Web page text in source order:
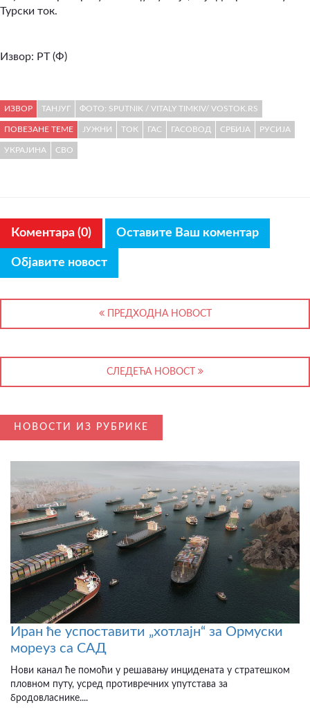
Турски ток.
Извор: РТ (Ф)
ИЗВОР ТАНЈУГ ФОТО: SPUTNIK / VITALY TIMKIV/ VOSTOK.RS
ПОВЕЗАНЕ ТЕМЕ ЈУЖНИ ТОК ГАС ГАСОВОД СРБИЈА РУСИЈА
УКРАЈИНА СВО
Коментара (0) Оставите Ваш коментар
Објавите новост
ПРЕДХОДНА НОВОСТ
СЛЕДЕЋА НОВОСТ
НОВОСТИ ИЗ РУБРИКЕ
Иран ће успоставити „хотлајн“ за Ормуски
мореуз са САД
Нови канал ће помоћи у решавању инцидената у стратешком
пловном путу, усред противречних упутстава за
бродовласнике....